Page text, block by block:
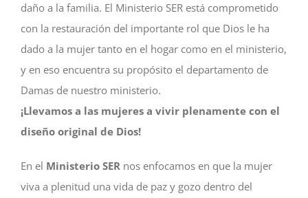
daño a la familia. El Ministerio SER está comprometido
con la restauración del importante rol que Dios le ha
dado a la mujer tanto en el hogar como en el ministerio,
y en eso encuentra su propósito el departamento de
Damas de nuestro ministerio.
¡Llevamos a las mujeres a vivir plenamente con el
diseño original de Dios!
En el Ministerio SER nos enfocamos en que la mujer
viva a plenitud una vida de paz y gozo dentro del